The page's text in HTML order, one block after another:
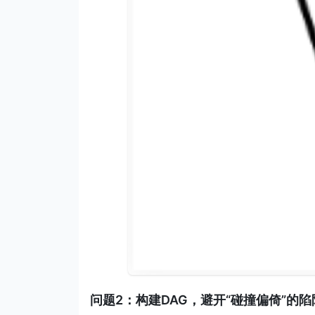
问题2：构建DAG，避开“碰撞偏倚”的陷